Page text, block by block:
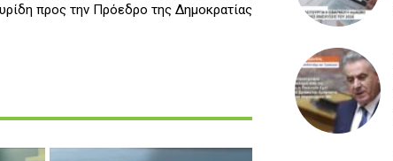
προς την Πρόεδρο της Δημοκρατίας